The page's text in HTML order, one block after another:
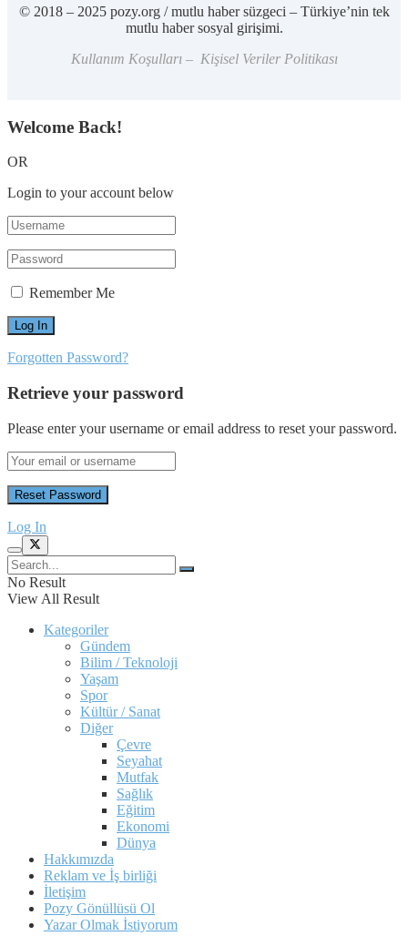
© 2018 – 2025 pozy.org / mutlu haber süzgeci – Türkiye’nin tek
mutlu haber sosyal girişimi.
Kullanım Koşulları – Kişisel Veriler Politikası
Welcome Back!
OR
Login to your account below
Remember Me
Forgotten Password?
Retrieve your password
Please enter your username or email address to reset your password.
Log In
No Result
View All Result
Kategoriler
Gündem
Bilim / Teknoloji
Yaşam
Spor
Kültür / Sanat
Diğer
Çevre
Seyahat
Mutfak
Sağlık
Eğitim
Ekonomi
Dünya
Hakkımızda
Reklam ve İş birliği
İletişim
Pozy Gönüllüsü Ol
Yazar Olmak İstiyorum